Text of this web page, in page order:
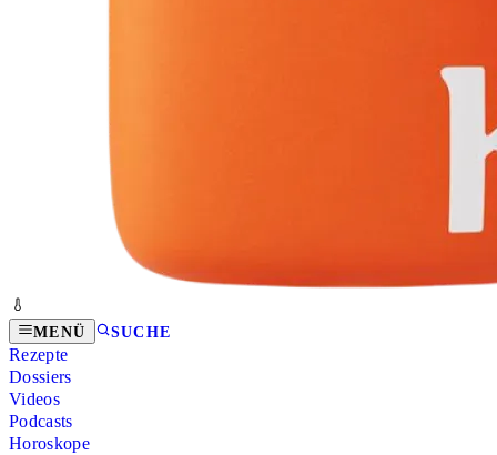
MENÜ SUCHE
Rezepte
Dossiers
Videos
Podcasts
Horoskope